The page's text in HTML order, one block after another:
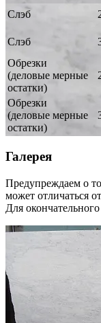
Слэб
Слэб
Обрезки
(деловые мерные
остатки)
Обрезки
(деловые мерные
остатки)
Галерея
Предупреждаем о
может отличаться
Для